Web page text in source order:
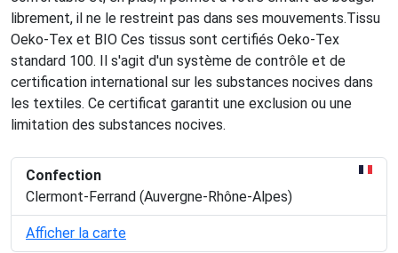
librement, il ne le restreint pas dans ses mouvements.Tissu
Oeko-Tex et BIO Ces tissus sont certifiés Oeko-Tex
standard 100. Il s'agit d'un système de contrôle et de
certification international sur les substances nocives dans
les textiles. Ce certificat garantit une exclusion ou une
limitation des substances nocives.
Confection
Clermont-Ferrand (Auvergne-Rhône-Alpes)
Afficher la carte